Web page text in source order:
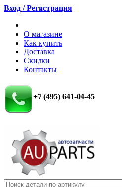
Вход / Регистрация
О магазине
Как купить
Доставка
Скидки
Контакты
+7 (495) 641-04-45